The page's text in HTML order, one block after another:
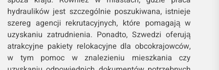
hydraulików jest szczególnie poszukiwana, istnieje
szereg agencji rekrutacyjnych, które pomagają w
uzyskaniu zatrudnienia. Ponadto, Szwedzi oferują
atrakcyjne pakiety relokacyjne dla obcokrajowców,
w tym pomoc w znalezieniu mieszkania czy